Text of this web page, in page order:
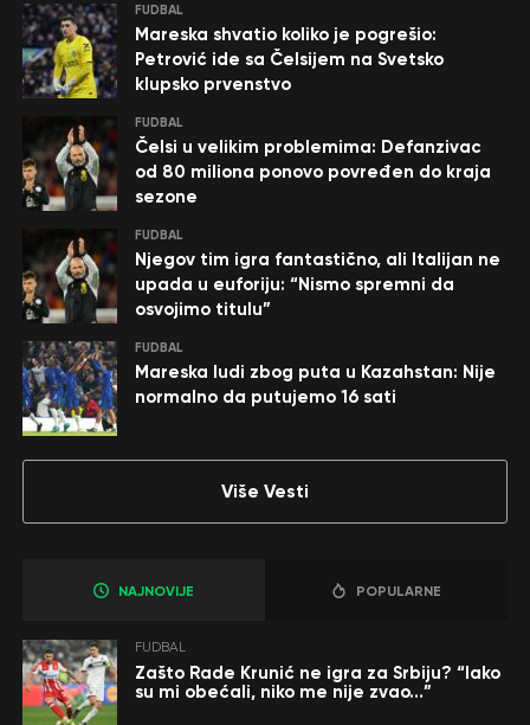
FUDBAL
Mareska shvatio koliko je pogrešio:
Petrović ide sa Čelsijem na Svetsko
klupsko prvenstvo
FUDBAL
Čelsi u velikim problemima: Defanzivac
od 80 miliona ponovo povređen do kraja
sezone
FUDBAL
Njegov tim igra fantastično, ali Italijan ne
upada u euforiju: “Nismo spremni da
osvojimo titulu”
FUDBAL
Mareska ludi zbog puta u Kazahstan: Nije
normalno da putujemo 16 sati
Više Vesti
NAJNOVIJE POPULARNE
FUDBAL
Zašto Rade Krunić ne igra za Srbiju? “Iako
su mi obećali, niko me nije zvao…”